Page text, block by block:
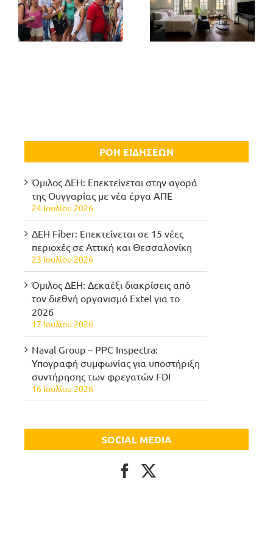
ΡΟΗ ΕΙΔΗΣΕΩΝ
Όμιλος ΔΕΗ: Επεκτείνεται στην αγορά
της Ουγγαρίας με νέα έργα ΑΠΕ
24 Ιουλίου 2026
ΔΕΗ Fiber: Επεκτείνεται σε 15 νέες
περιοχές σε Αττική και Θεσσαλονίκη
23 Ιουλίου 2026
Όμιλος ΔΕΗ: Δεκαέξι διακρίσεις από
τον διεθνή οργανισμό Extel για το
2026
17 Ιουλίου 2026
Naval Group – PPC Inspectra:
Υπογραφή συμφωνίας για υποστήριξη
συντήρησης των φρεγατών FDI
16 Ιουλίου 2026
SOCIAL MEDIA